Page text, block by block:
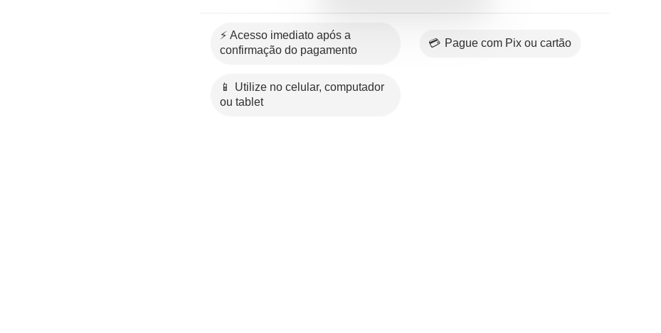
⚡ Acesso imediato após a
confirmação do pagamento
💳 Pague com Pix ou cartão
📱 Utilize no celular, computador
ou tablet